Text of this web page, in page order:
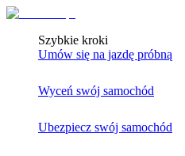
Szybkie kroki
Umów się na jazdę próbną
Wyceń swój samochód
Ubezpiecz swój samochód